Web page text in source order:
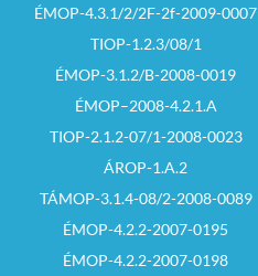
ÉMOP-4.3.1/2/2F-2f-2009-0007
TIOP-1.2.3/08/1
ÉMOP-3.1.2/B-2008-0019
ÉMOP–2008-4.2.1.A
TIOP-2.1.2-07/1-2008-0023
ÁROP-1.A.2
TÁMOP-3.1.4-08/2-2008-0089
ÉMOP-4.2.2-2007-0195
ÉMOP-4.2.2-2007-0198